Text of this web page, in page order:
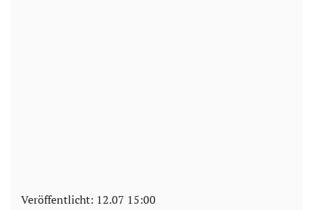
Veröffentlicht: 12.07 15:00